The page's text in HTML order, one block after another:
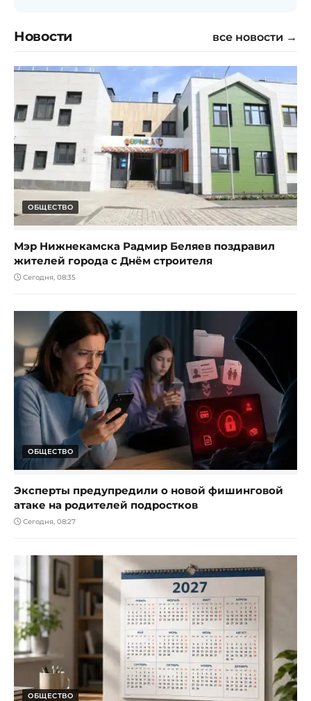
Новости все новости →
ОБЩЕСТВО
Мэр Нижнекамска Радмир Беляев поздравил
жителей города с Днём строителя
Сегодня, 08:35
ОБЩЕСТВО
Эксперты предупредили о новой фишинговой
атаке на родителей подростков
Сегодня, 08:27
ОБЩЕСТВО